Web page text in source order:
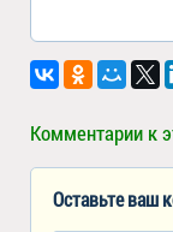
Комментарии к
Оставьте ваш